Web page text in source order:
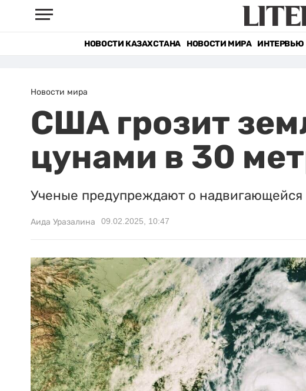
НОВОСТИ КАЗАХСТАНА НОВОСТИ МИРА ИНТЕРВЬЮ
Новости мира
США грозит
цунами в 30
Ученые предупреждают о надвигающейся
Аида Уразалина 09.02.2025, 10:47